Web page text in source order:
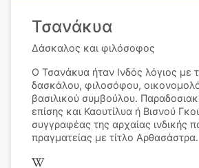
Τσανάκυα
Δάσκαλος και φιλόσοφος
Ο Τσανάκυα ήταν Ινδός λόγιος με
δασκάλου, φιλοσόφου,
βασιλικού συμβούλου.
επίσης και Καουτίλυα ή Βισνού
συγγραφέας της αρχαίας ινδικής
πραγματείας με τίτλο Αρθασάστρα.